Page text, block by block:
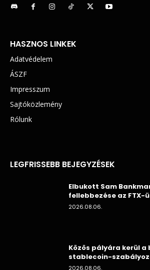
HASZNOS LINKEK
Adatvédelem
ÁSZF
Impresszum
Sajtóközlemény
Rólunk
LEGFRISSEBB BEJEGYZÉSEK
Elbukott Sam
fellebbezése az FTX-
2026.08.06.
Közös pályára kerül
stablecoin-
2026.08.06.